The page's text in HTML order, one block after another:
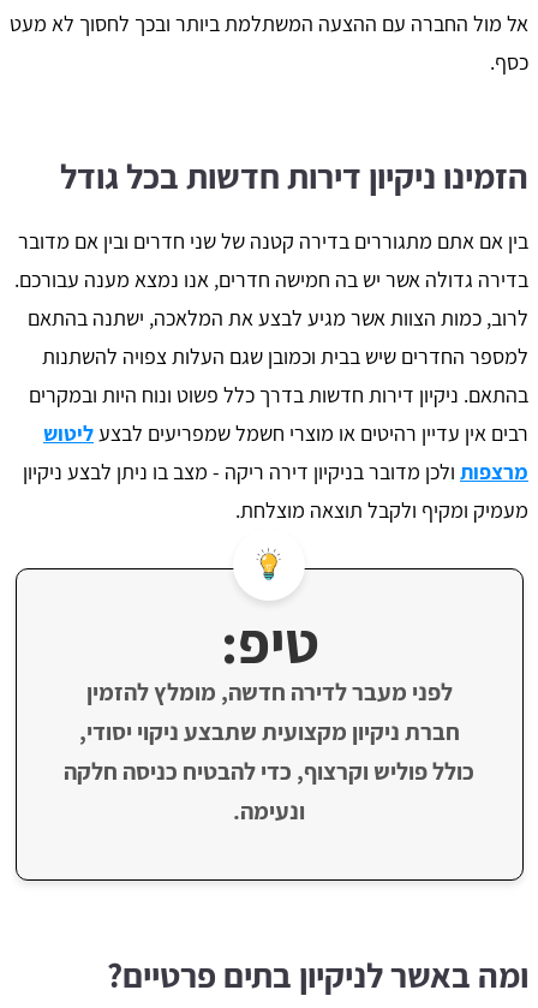
אל מול החברה עם ההצעה המשתלמת ביותר ובכך לחסוך לא מעט
כסף.
הזמינו ניקיון דירות חדשות בכל גודל
בין אם אתם מתגוררים בדירה קטנה של שני חדרים ובין אם מדובר
בדירה גדולה אשר יש בה חמישה חדרים, אנו נמצא מענה עבורכם.
לרוב, כמות הצוות אשר מגיע לבצע את המלאכה, ישתנה בהתאם
למספר החדרים שיש בבית וכמובן שגם העלות צפויה להשתנות
בהתאם. ניקיון דירות חדשות בדרך כלל פשוט ונוח היות ובמקרים
רבים אין עדיין רהיטים או מוצרי חשמל שמפריעים לבצעליטוש
מרצפות ולכן מדובר בניקיון דירה ריקה - מצב בו ניתן לבצע ניקיון
מעמיק ומקיף ולקבל תוצאה מוצלחת.
טיפ:
לפני מעבר לדירה חדשה, מומלץ להזמין
חברת ניקיון מקצועית שתבצע ניקוי יסודי,
כולל פוליש וקרצוף, כדי להבטיח כניסה חלקה
ונעימה.
ומה באשר לניקיון בתים פרטיים?